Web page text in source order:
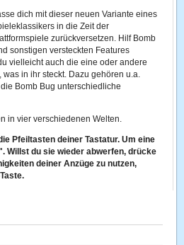
dich mit dieser neuen Variante eines
in die Zeit der
zurückversetzen. Hilf Bomb
sonstigen versteckten Features
vielleicht auch die eine oder andere
was in ihr steckt. Dazu gehören u.a.
Bomb Bug unterschiedliche
in vier verschiedenen Welten.
Pfeiltasten deiner Tastatur. Um eine
Willst du sie wieder abwerfen, drücke
deiner Anzüge zu nutzen,